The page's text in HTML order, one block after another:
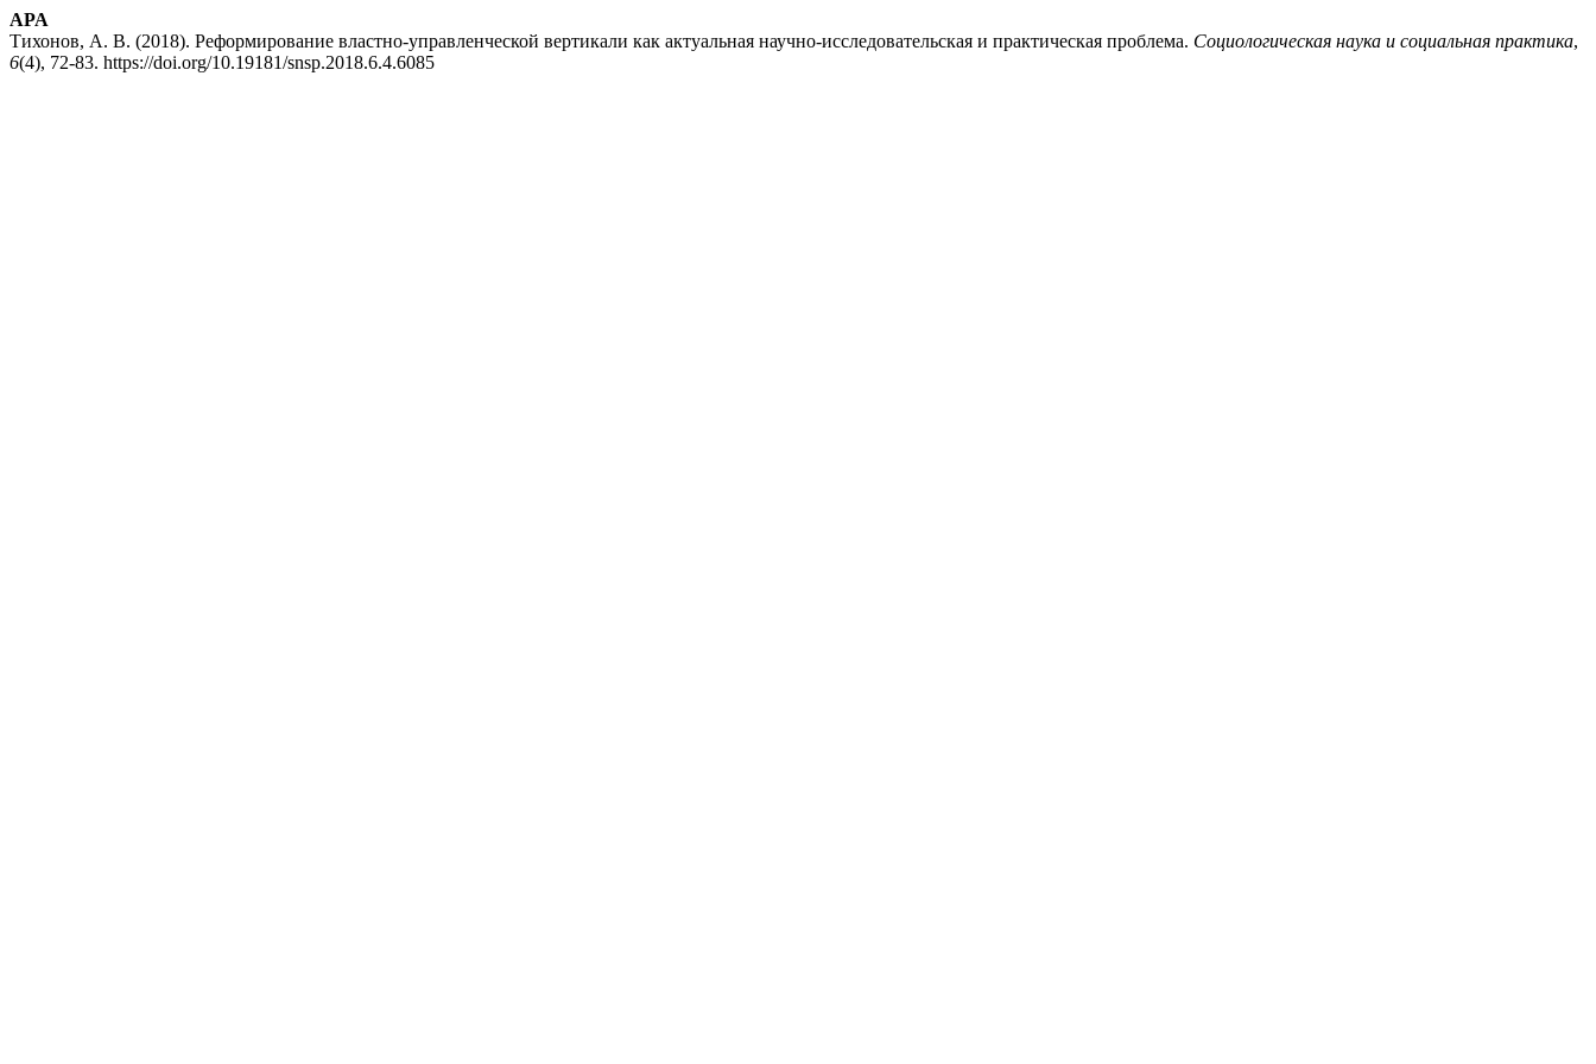
APA
Тихонов, А. В. (2018). Реформирование властно-управленческой вертикали как актуальная научно-исследовательская и практическая проблема. Социологическая наука и социальная практика,
6(4), 72-83. https://doi.org/10.19181/snsp.2018.6.4.6085